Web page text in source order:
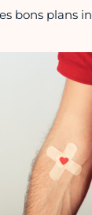
bons plans